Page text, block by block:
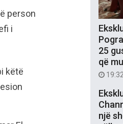
person
i
këtë
25
që
19:32
një